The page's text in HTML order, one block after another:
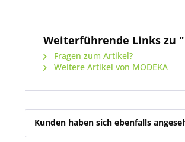
Weiterführende Links zu
Fragen zum Artikel?
Weitere Artikel von MODEKA
Kunden haben sich ebenfalls